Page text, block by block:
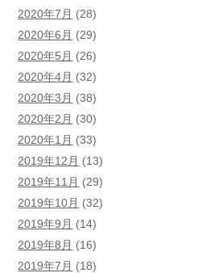
2020年7月 (28)
2020年6月 (29)
2020年5月 (26)
2020年4月 (32)
2020年3月 (38)
2020年2月 (30)
2020年1月 (33)
2019年12月 (13)
2019年11月 (29)
2019年10月 (32)
2019年9月 (14)
2019年8月 (16)
2019年7月 (18)